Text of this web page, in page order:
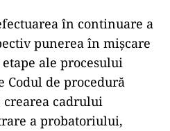
în continuare a
punerea în mișcare
ale procesului
Codul de procedură
crearea cadrului
a probatoriului,